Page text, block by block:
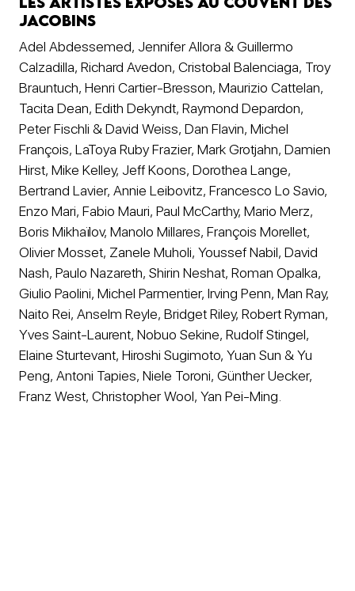
Jacobins
Adel Abdessemed, Jennifer Allora & Guillermo
Calzadilla, Richard Avedon, Cristobal Balenciaga, Troy
Brauntuch, Henri Cartier-Bresson, Maurizio Cattelan,
Tacita Dean, Edith Dekyndt, Raymond Depardon,
Peter Fischli & David Weiss, Dan Flavin, Michel
François, LaToya Ruby Frazier, Mark Grotjahn, Damien
Hirst, Mike Kelley, Jeff Koons, Dorothea Lange,
Bertrand Lavier, Annie Leibovitz, Francesco Lo Savio,
Enzo Mari, Fabio Mauri, Paul McCarthy, Mario Merz,
Boris Mikhaïlov, Manolo Millares, François Morellet,
Olivier Mosset, Zanele Muholi, Youssef Nabil, David
Nash, Paulo Nazareth, Shirin Neshat, Roman Opalka,
Giulio Paolini, Michel Parmentier, Irving Penn, Man Ray,
Naito Rei, Anselm Reyle, Bridget Riley, Robert Ryman,
Yves Saint-Laurent, Nobuo Sekine, Rudolf Stingel,
Elaine Sturtevant, Hiroshi Sugimoto, Yuan Sun & Yu
Peng, Antoni Tapies, Niele Toroni, Günther Uecker,
Franz West, Christopher Wool, Yan Pei-Ming.